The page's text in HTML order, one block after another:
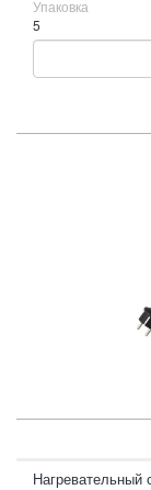
Упаковка
5
Нагревательный